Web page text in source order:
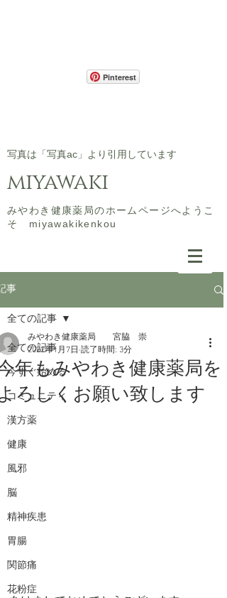
Pinterest
​写真は「写真ac」より引用しています
miyawaki
​みやわき健康薬局のホームページへようこ
そ miyawakikenkou
事
全ての記事
今すぐ始める
コミュニティ
漢方薬
健康
風邪
脳
精神疾患
胃腸
関節痛
花粉症
全ての記事
年もみやわき健康薬局を
ろしくお願い致します
みやわき健康薬局 宮脇 崇
2022年1月7日 読了時間: 3分